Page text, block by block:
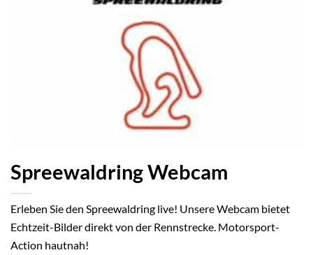
Spreewaldring Webcam
Erleben Sie den Spreewaldring live! Unsere Webcam bietet
Echtzeit-Bilder direkt von der Rennstrecke. Motorsport-
Action hautnah!